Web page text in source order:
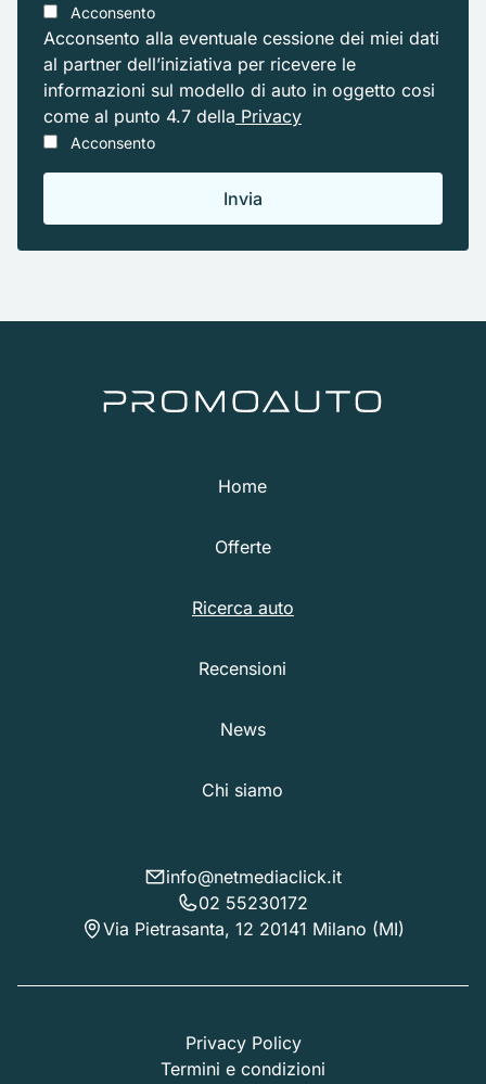
Acconsento
Acconsento alla eventuale cessione dei miei dati
al partner dell’iniziativa per ricevere le
informazioni sul modello di auto in oggetto cosi
come al punto 4.7 della Privacy
Acconsento
Home
Offerte
Ricerca auto
Recensioni
News
Chi siamo
info@netmediaclick.it
02 55230172
Via Pietrasanta, 12 20141 Milano (MI)
Privacy Policy
Termini e condizioni